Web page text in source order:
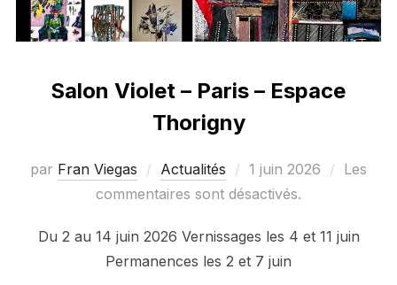
Salon Violet – Paris – Espace
Thorigny
par Fran Viegas Actualités
Publié
le
1 juin 2026
Les
commentaires sont désactivés.
Du 2 au 14 juin 2026 Vernissages les 4 et 11 juin
Permanences les 2 et 7 juin